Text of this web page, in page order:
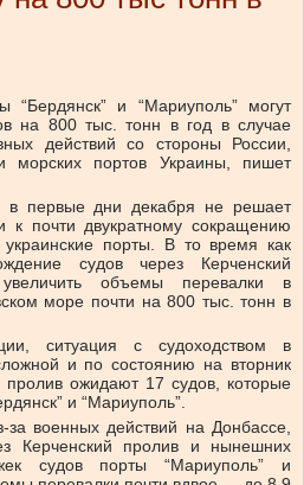
“Бердянск” и “Мариуполь” могут
на 800 тыс. тонн в год в случае
действий со стороны России,
морских портов Украины, пишет
в первые дни декабря не решает
к почти двукратному сокращению
украинские порты. В то время как
судов через Керченский
объемы перевалки в
море почти на 800 тыс. тонн в
ситуация c судоходством в
и по состоянию на вторник
пролив ожидают 17 судов, которые
и “Мариуполь”.
за военных действий на Донбассе,
Керченский пролив и нынешних
судов порты “Мариуполь” и